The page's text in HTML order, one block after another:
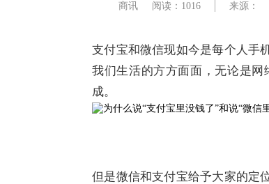
商讯 阅读：1016 来源：
支付宝和微信现如今是每个人手
我们生活的方方面面，无论是
成。
但是微信和支付宝给予大家的定